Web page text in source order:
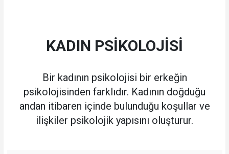
KADIN PSİKOLOJİSİ
Bir kadının psikolojisi bir erkeğin
psikolojisinden farklıdır. Kadının doğduğu
andan itibaren içinde bulunduğu koşullar ve
ilişkiler psikolojik yapısını oluşturur.